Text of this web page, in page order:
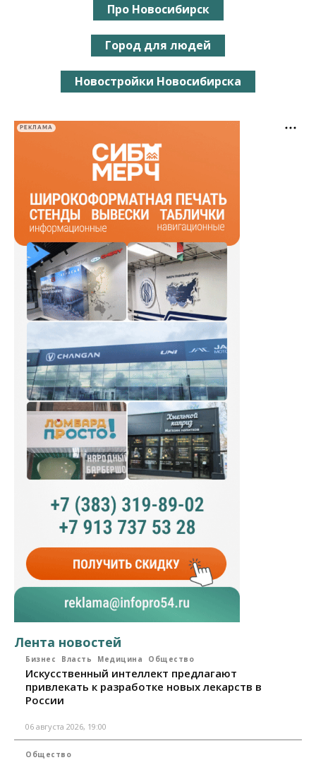
Про Новосибирск
Город для людей
Новостройки Новосибирска
РЕКЛАМА
Лента новостей
Бизнес Власть Медицина Общество
Искусственный интеллект предлагают
привлекать к разработке новых лекарств в
России
06 августа 2026, 19:00
Общество